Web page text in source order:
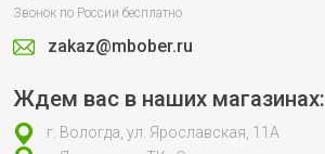
Звонок по России бесплатно
zakaz@mbober.ru
Ждем вас в наших магазинах:
г. Вологда, ул. Ярославская, 11А